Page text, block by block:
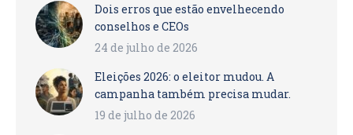
Dois erros que estão envelhecendo
conselhos e CEOs
24 de julho de 2026
Eleições 2026: o eleitor mudou. A
campanha também precisa mudar.
19 de julho de 2026